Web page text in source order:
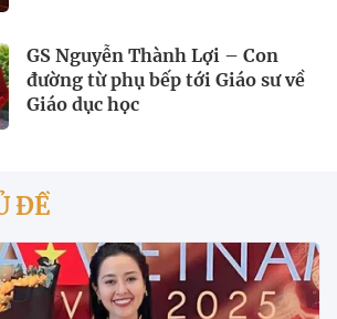
GS Nguyễn Thành Lợi – Con
đường từ phụ bếp tới Giáo sư về
Giáo dục học
ĐỀ